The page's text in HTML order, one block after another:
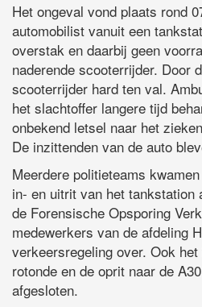
Het ongeval vond plaats rond
automobilist vanuit een
overstak en daarbij geen
naderende scooterrijder. Door
scooterrijder hard ten val.
het slachtoffer langere tijd
onbekend letsel naar het
De inzittenden van de auto
Meerdere politieteams
in- en uitrit van het tankstation
de Forensische Opsporing
medewerkers van de afdeling
verkeersregeling over. Ook
rotonde en de oprit naar de
afgesloten.